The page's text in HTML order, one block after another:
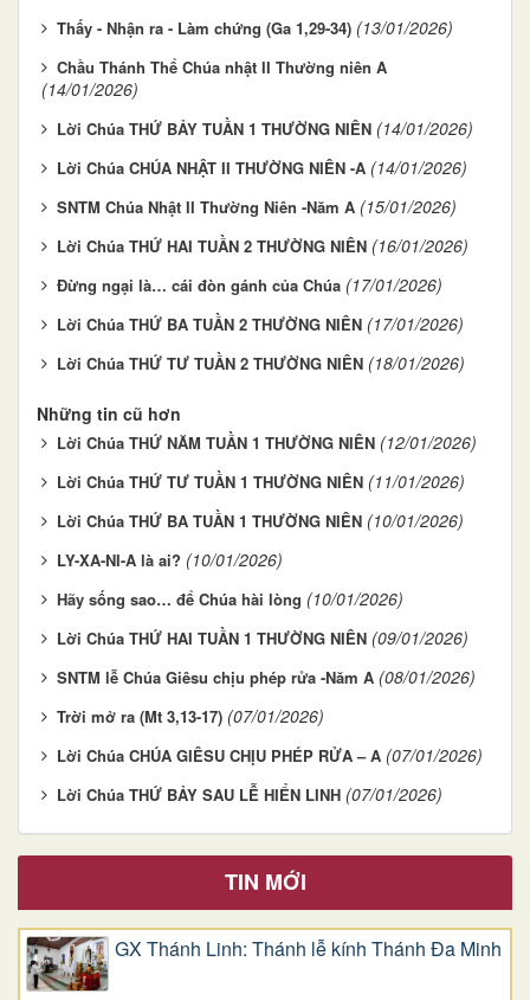
Thấy - Nhận ra - Làm chứng (Ga 1,29-34) (13/01/2026)
Chầu Thánh Thể Chúa nhật II Thường niên A
(14/01/2026)
Lời Chúa THỨ BẢY TUẦN 1 THƯỜNG NIÊN (14/01/2026)
Lời Chúa CHÚA NHẬT II THƯỜNG NIÊN -A (14/01/2026)
SNTM Chúa Nhật II Thường Niên -Năm A (15/01/2026)
Lời Chúa THỨ HAI TUẦN 2 THƯỜNG NIÊN (16/01/2026)
Đừng ngại là… cái đòn gánh của Chúa (17/01/2026)
Lời Chúa THỨ BA TUẦN 2 THƯỜNG NIÊN (17/01/2026)
Lời Chúa THỨ TƯ TUẦN 2 THƯỜNG NIÊN (18/01/2026)
Những tin cũ hơn
Lời Chúa THỨ NĂM TUẦN 1 THƯỜNG NIÊN (12/01/2026)
Lời Chúa THỨ TƯ TUẦN 1 THƯỜNG NIÊN (11/01/2026)
Lời Chúa THỨ BA TUẦN 1 THƯỜNG NIÊN (10/01/2026)
LY-XA-NI-A là ai? (10/01/2026)
Hãy sống sao… để Chúa hài lòng (10/01/2026)
Lời Chúa THỨ HAI TUẦN 1 THƯỜNG NIÊN (09/01/2026)
SNTM lễ Chúa Giêsu chịu phép rửa -Năm A (08/01/2026)
Trời mở ra (Mt 3,13-17) (07/01/2026)
Lời Chúa CHÚA GIÊSU CHỊU PHÉP RỬA – A (07/01/2026)
Lời Chúa THỨ BẢY SAU LỄ HIỂN LINH (07/01/2026)
TIN MỚI
GX Thánh Linh: Thánh lễ kính Thánh Đa Minh